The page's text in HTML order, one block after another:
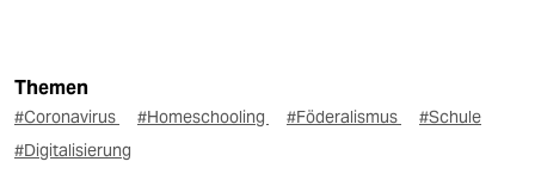
Themen
#Coronavirus #Homeschooling #Föderalismus
#Schule
#Digitalisierung